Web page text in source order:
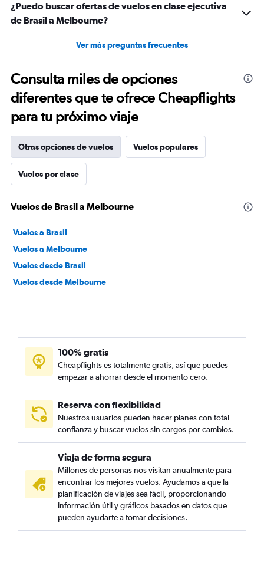
¿Puedo buscar ofertas de vuelos en clase ejecutiva
de Brasil a Melbourne?
Ver más preguntas frecuentes
Consulta miles de opciones
diferentes que te ofrece Cheapflights
para tu próximo viaje
Otras opciones de vuelos Vuelos populares
Vuelos por clase
Vuelos de Brasil a Melbourne
Vuelos a Brasil
Vuelos a Melbourne
Vuelos desde Brasil
Vuelos desde Melbourne
100% gratis
Cheapflights es totalmente gratis, así que puedes
empezar a ahorrar desde el momento cero.
Reserva con flexibilidad
Nuestros usuarios pueden hacer planes con total
confianza y buscar vuelos sin cargos por cambios.
Viaja de forma segura
Millones de personas nos visitan anualmente para
encontrar los mejores vuelos. Ayudamos a que la
planificación de viajes sea fácil, proporcionando
información útil y gráficos basados en datos que
pueden ayudarte a tomar decisiones.